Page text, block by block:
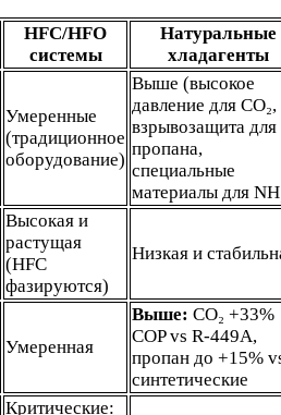
HFC/HFO
системы
Натуральные
хладагенты
Умеренные
(традиционное
оборудование)
Выше (высокое
давление для CO₂,
взрывозащита для
пропана,
специальные
материалы для
Высокая и
растущая
(HFC
фазируются)
Низкая и
Умеренная
Выше: CO₂ +33%
COP vs R-449A,
пропан до +15%
синтетические
Критические: